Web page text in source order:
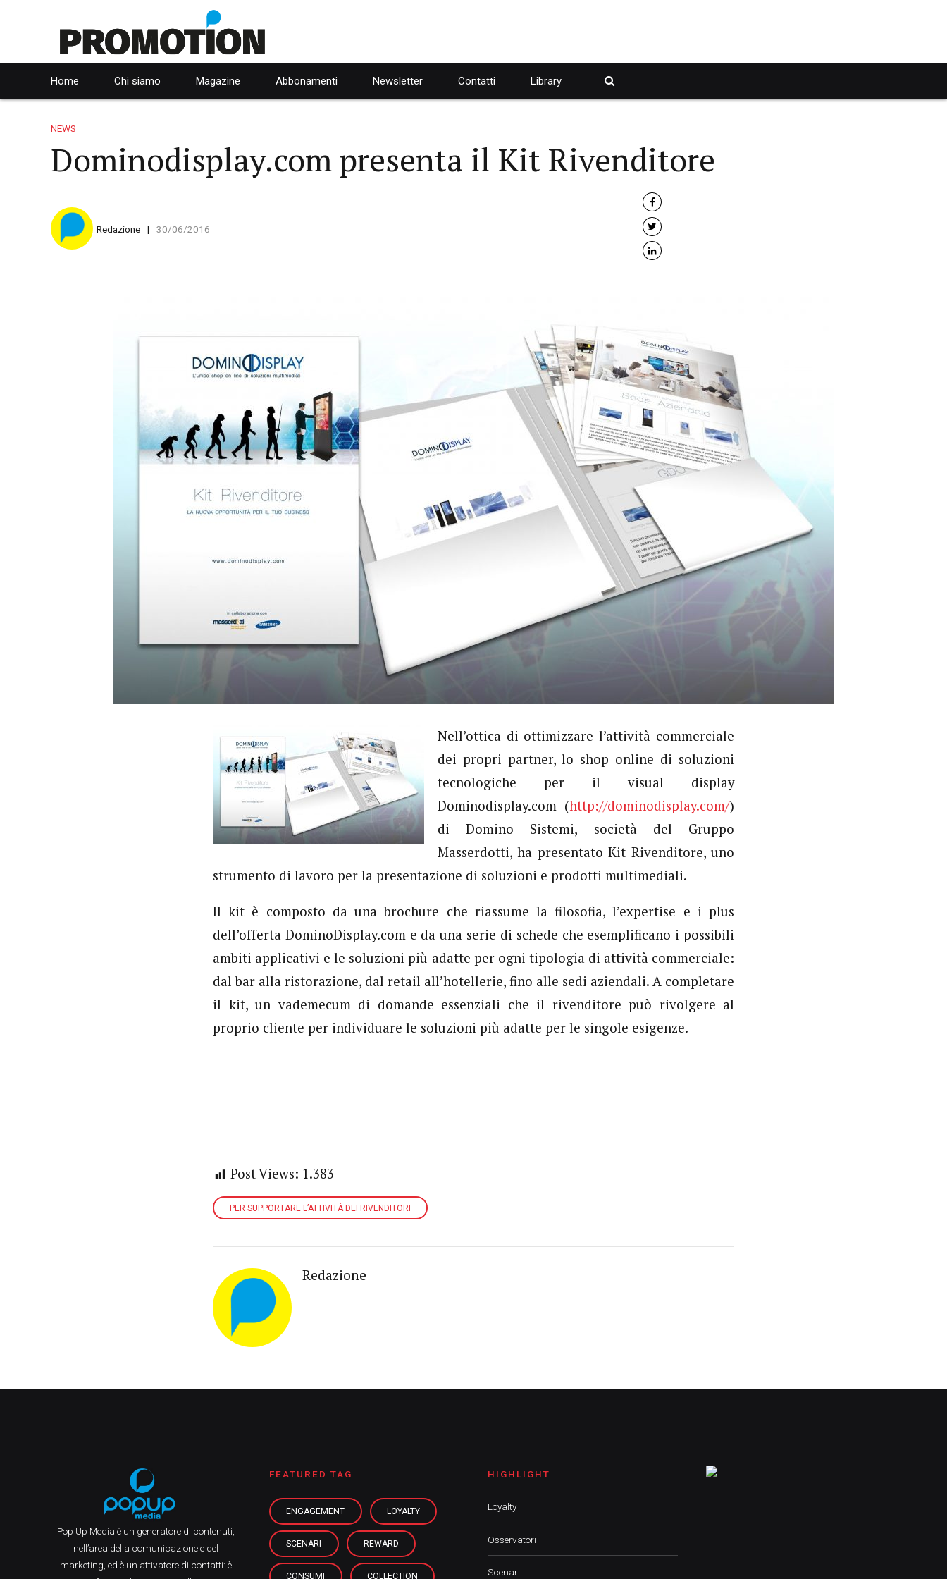
Home Chi siamo Magazine Abbonamenti Newsletter Contatti Library
NEWS
Dominodisplay.com presenta il Kit Rivenditore
Redazione 30/06/2016
Nell’ottica di ottimizzare l’attività commerciale
dei propri partner, lo shop online di soluzioni
tecnologiche per il visual display
Dominodisplay.com (http://dominodisplay.com/)
di Domino Sistemi, società del Gruppo
Masserdotti, ha presentato Kit Rivenditore, uno
strumento di lavoro per la presentazione di soluzioni e prodotti multimediali.
Il kit è composto da una brochure che riassume la filosofia, l’expertise e i plus
dell’offerta DominoDisplay.com e da una serie di schede che esemplificano i possibili
ambiti applicativi e le soluzioni più adatte per ogni tipologia di attività commerciale:
dal bar alla ristorazione, dal retail all’hotellerie, fino alle sedi aziendali. A completare
il kit, un vademecum di domande essenziali che il rivenditore può rivolgere al
proprio cliente per individuare le soluzioni più adatte per le singole esigenze.
Post Views: 1.383
PER SUPPORTARE L’ATTIVITÀ DEI RIVENDITORI
Redazione
Pop Up Media è un generatore di contenuti,
nell’area della comunicazione e del
marketing, ed è un attivatore di contatti: è
FEATURED TAG
ENGAGEMENT LOYALTY
SCENARI REWARD
CONSUMI COLLECTION
HIGHLIGHT
Loyalty
Osservatori
Scenari